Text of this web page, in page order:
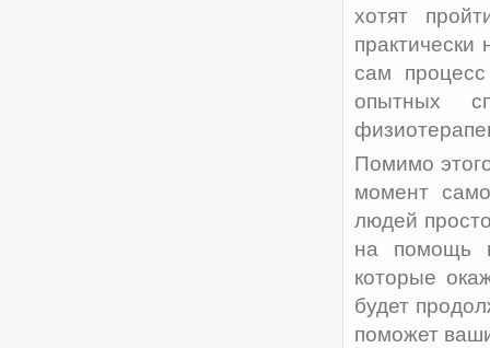
хотят
практически
сам
опытных
Помимо
момент
людей
на помощь
которые
будет
поможет